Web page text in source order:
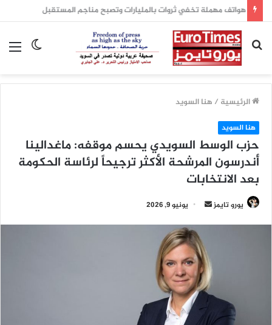
هواتف مهملة تخفي ثروات بالمليارات وتصبح مناجم المستقبل
الوضع
بحث
عن
الرئيسية / هنا السويد
هنا السويد
حزب الوسط السويدي يحسم موقفه: ماغدالينا
أندرسون المرشحة الأكثر ترجيحاً لرئاسة الحكومة
بعد الانتخابات
يورو تايمز
أرسل
إلكترونيا
يونيو 9, 2026